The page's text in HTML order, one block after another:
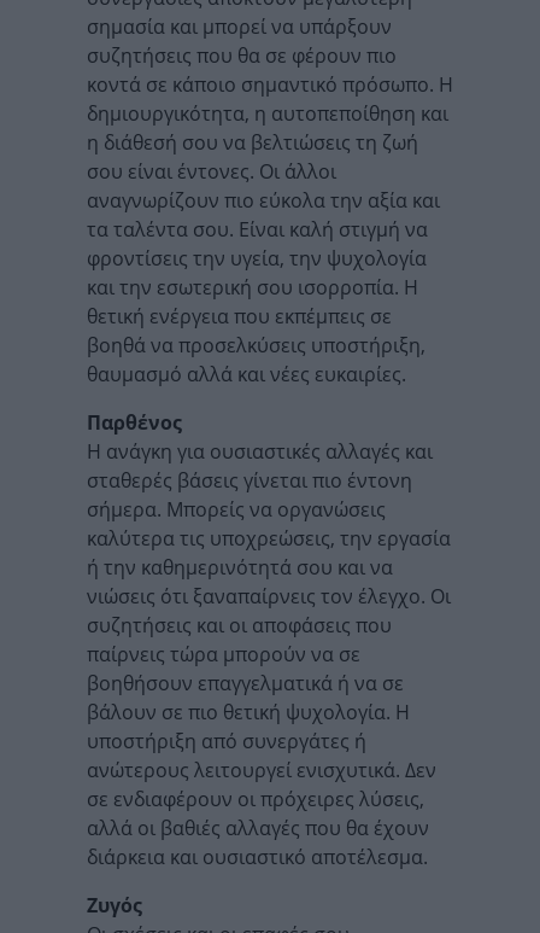
σημασία και μπορεί να υπάρξουν
συζητήσεις που θα σε φέρουν πιο
κοντά σε κάποιο σημαντικό πρόσωπο. Η
δημιουργικότητα, η αυτοπεποίθηση και
η διάθεσή σου να βελτιώσεις τη ζωή
σου είναι έντονες. Οι άλλοι
αναγνωρίζουν πιο εύκολα την αξία και
τα ταλέντα σου. Είναι καλή στιγμή να
φροντίσεις την υγεία, την ψυχολογία
και την εσωτερική σου ισορροπία. Η
θετική ενέργεια που εκπέμπεις σε
βοηθά να προσελκύσεις υποστήριξη,
θαυμασμό αλλά και νέες ευκαιρίες.
Παρθένος
Η ανάγκη για ουσιαστικές αλλαγές και
σταθερές βάσεις γίνεται πιο έντονη
σήμερα. Μπορείς να οργανώσεις
καλύτερα τις υποχρεώσεις, την εργασία
ή την καθημερινότητά σου και να
νιώσεις ότι ξαναπαίρνεις τον έλεγχο. Οι
συζητήσεις και οι αποφάσεις που
παίρνεις τώρα μπορούν να σε
βοηθήσουν επαγγελματικά ή να σε
βάλουν σε πιο θετική ψυχολογία. Η
υποστήριξη από συνεργάτες ή
ανώτερους λειτουργεί ενισχυτικά. Δεν
σε ενδιαφέρουν οι πρόχειρες λύσεις,
αλλά οι βαθιές αλλαγές που θα έχουν
διάρκεια και ουσιαστικό αποτέλεσμα.
Ζυγός